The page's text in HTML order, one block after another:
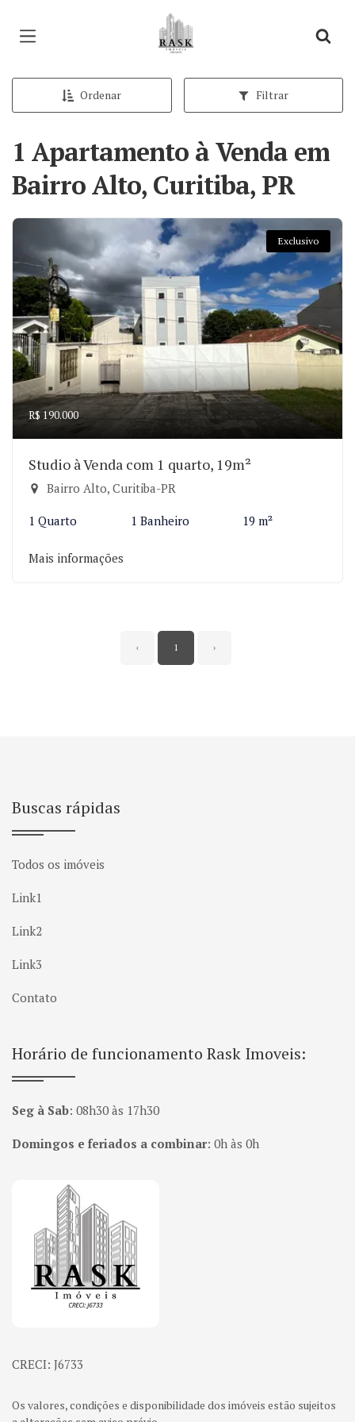
Página inicial
Ordenar Filtrar
1 Apartamento à Venda em
Bairro Alto, Curitiba, PR
Exclusivo
R$ 190.000
Studio à Venda com 1 quarto, 19m²
Bairro Alto, Curitiba-PR
1 Quarto 1 Banheiro 19 m²
Mais informações
‹ 1 ›
Buscas rápidas
Todos os imóveis
Link1
Link2
Link3
Contato
Horário de funcionamento Rask Imoveis:
Seg à Sab: 08h30 às 17h30
Domingos e feriados a combinar: 0h às 0h
Página inicial
CRECI: J6733
Os valores, condições e disponibilidade dos imóveis estão sujeitos